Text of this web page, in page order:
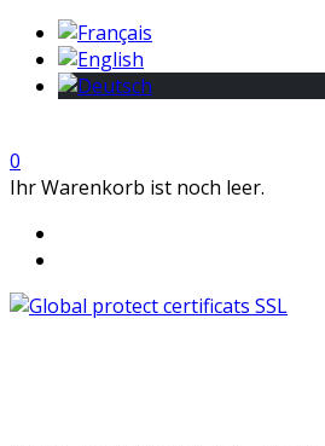
0
Ihr Warenkorb ist noch leer.